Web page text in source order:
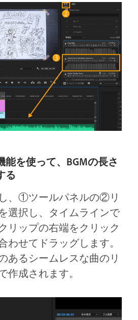
能を使って、BGMの長さ
る
、①ツールパネルの②リ
選択し、タイムラインで
リップの右端をクリック
わせてドラッグします。
あるシームレスな曲のリ
作成されます。